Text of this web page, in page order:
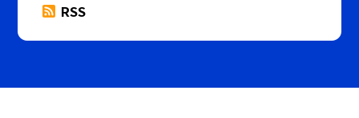
RSS